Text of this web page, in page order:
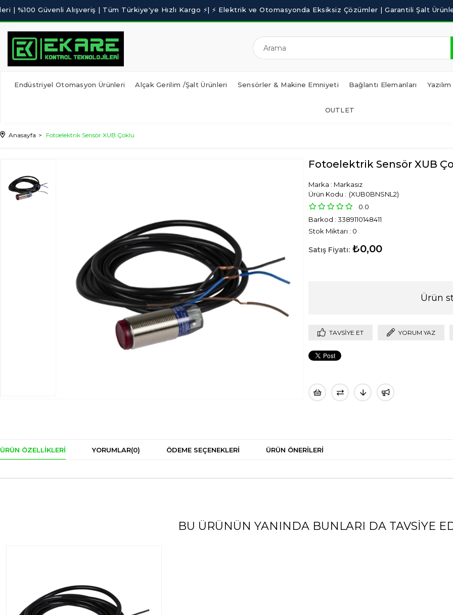
Endüstriyel Otomasyon Ürünleri Alçak Gerilim /Şalt Ürünleri Sensörler & Makine Emniyeti Bağlantı Elemanları
OUTLET
Anasayfa Fotoelektrik Sensör XUB Çoklu
Fotoelektrik Sensör XUB
Marka : Markasız
(XUB0BNSNL2)
0.0
Barkod : 3389110148411
Stok Miktarı : 0
₺0,00
Ürün
TAVSIYE ET YORUM YAZ
ÜRÜN ÖZELLIKLERI YORUMLAR(0) ÖDEME SEÇENEKLERI ÜRÜN ÖNERILERI
BU ÜRÜNÜN YANINDA BUNLARI DA TAVSIYE